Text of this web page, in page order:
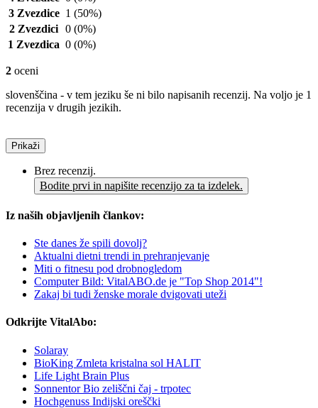
3 Zvezdice 1 (50%)
2 Zvezdici 0 (0%)
1 Zvezdica 0 (0%)
2 oceni
slovenščina - v tem jeziku še ni bilo napisanih recenzij. Na voljo je 1
recenzija v drugih jezikih.
Prikaži
Brez recenzij.
Bodite prvi in napišite recenzijo za ta izdelek.
Iz naših objavljenih člankov:
Ste danes že spili dovolj?
Aktualni dietni trendi in prehranjevanje
Miti o fitnesu pod drobnogledom
Computer Bild: VitalABO.de je "Top Shop 2014"!
Zakaj bi tudi ženske morale dvigovati uteži
Odkrijte VitalAbo:
Solaray
BioKing Zmleta kristalna sol HALIT
Life Light Brain Plus
Sonnentor Bio zeliščni čaj - trpotec
Hochgenuss Indijski oreščki